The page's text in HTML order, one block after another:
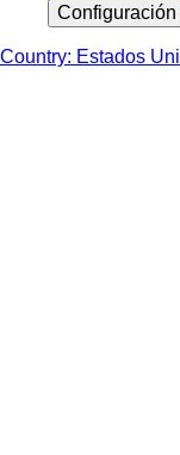
Country: Estados